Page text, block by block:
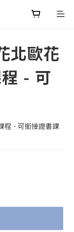
北歐花
- 可
程 - 可銜接證書課